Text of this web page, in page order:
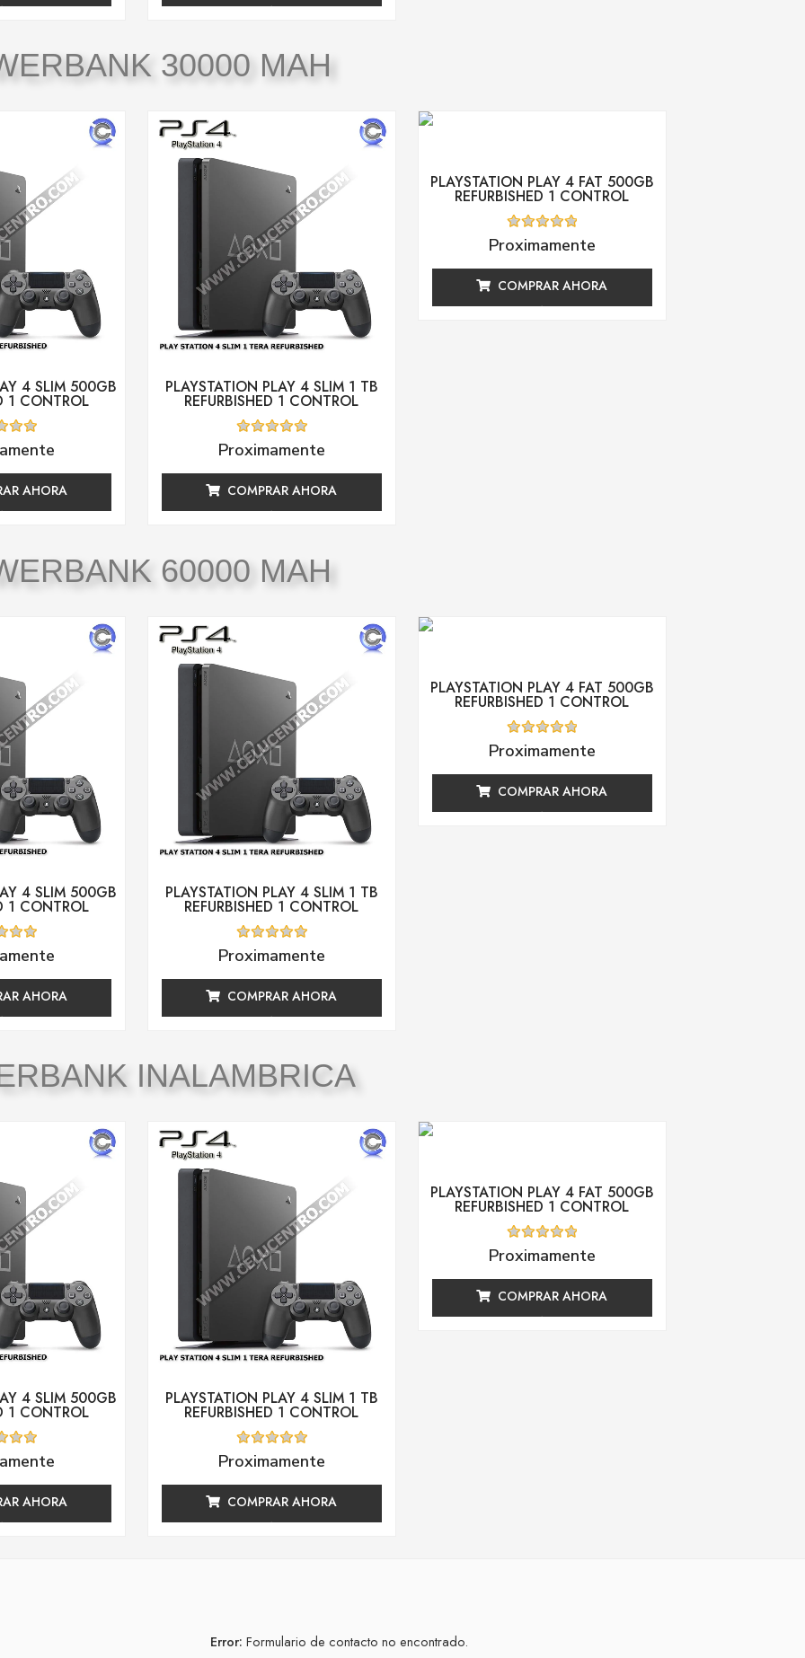
30000 MAH
4 SLIM 500GB
1 CONTROL
AHORA
PLAYSTATION PLAY 4 SLIM 1 TB
REFURBISHED 1 CONTROL
Valorado
con
0
de
5
Proximamente
COMPRAR AHORA
PLAYSTATION PLAY 4 FAT 500GB
REFURBISHED 1 CONTROL
Valorado
con
0
de
5
Proximamente
COMPRAR AHORA
60000 MAH
4 SLIM 500GB
1 CONTROL
AHORA
PLAYSTATION PLAY 4 SLIM 1 TB
REFURBISHED 1 CONTROL
Valorado
con
0
de
5
Proximamente
COMPRAR AHORA
PLAYSTATION PLAY 4 FAT 500GB
REFURBISHED 1 CONTROL
Valorado
con
0
de
5
Proximamente
COMPRAR AHORA
INALAMBRICA
4 SLIM 500GB
1 CONTROL
AHORA
PLAYSTATION PLAY 4 SLIM 1 TB
REFURBISHED 1 CONTROL
Valorado
con
0
de
5
Proximamente
COMPRAR AHORA
PLAYSTATION PLAY 4 FAT 500GB
REFURBISHED 1 CONTROL
Valorado
con
0
de
5
Proximamente
COMPRAR AHORA
Error: Formulario de contacto no encontrado.